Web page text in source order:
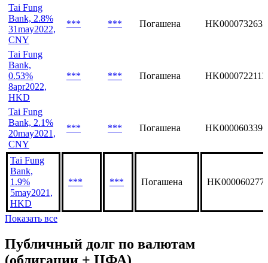
Tai Fung
Bank, 2.8%
31may2022,
CNY
*** *** Погашена HK0000732633
Tai Fung
Bank,
0.53%
8apr2022,
HKD
*** *** Погашена HK0000722113
Tai Fung
Bank, 2.1%
20may2021,
CNY
*** *** Погашена HK0000603396
Tai Fung
Bank,
1.9%
5may2021,
HKD
*** *** Погашена
Показать все
Публичный долг по валютам
(облигации + ЦФА)